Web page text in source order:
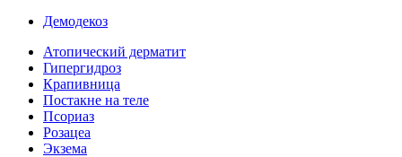
Демодекоз
Атопический дерматит
Гипергидроз
Крапивница
Постакне на теле
Псориаз
Розацеа
Экзема